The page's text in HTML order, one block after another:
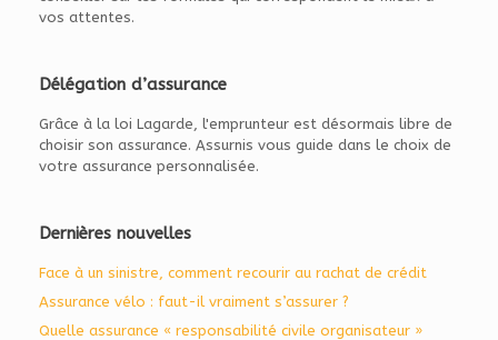
vos attentes.
Délégation d’assurance
Grâce à la loi Lagarde, l'emprunteur est désormais libre de
choisir son assurance. Assurnis vous guide dans le choix de
votre assurance personnalisée.
Dernières nouvelles
Face à un sinistre, comment recourir au rachat de crédit
Assurance vélo : faut-il vraiment s’assurer ?
Quelle assurance « responsabilité civile organisateur »